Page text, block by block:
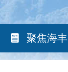
聚焦海丰